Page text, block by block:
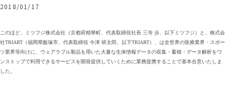
2018/01/17
このほど、ミツフジ株式会社（京都府精華町、代表取締役社長 三寺 歩、以下ミツフジ）と、株式会
社TRIART（福岡県飯塚市、代表取締役 今津 研太郎、以下TRIART）、は全世界の医療業界・スポー
ツ業界等向けに、ウェアラブル製品を用いた大量な生体情報データの収集・蓄積・データ解析をワ
ンストップで利用できるサービスを開発提供していくために業務提携することで基本合意いたしま
した。